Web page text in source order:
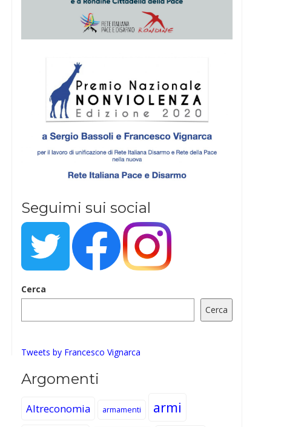
Seguimi sui social
Cerca
Cerca
Tweets by Francesco Vignarca
Argomenti
Altreconomia armamenti armi